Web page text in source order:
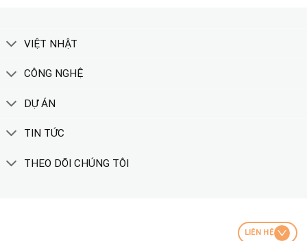
VIỆT NHẬT
CÔNG NGHỆ
DỰ ÁN
TIN TỨC
THEO DÕI CHÚNG TÔI
LIÊN HỆ